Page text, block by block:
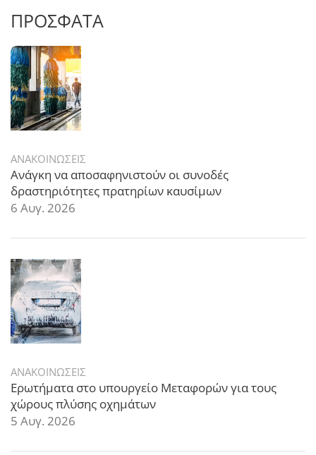
ΠΡΟΣΦΑΤΑ
ΑΝΑΚΟΙΝΩΣΕΙΣ
Ανάγκη να αποσαφηνιστούν οι συνοδές
δραστηριότητες πρατηρίων καυσίμων
6 Αυγ. 2026
ΑΝΑΚΟΙΝΩΣΕΙΣ
Ερωτήματα στο υπουργείο Μεταφορών για τους
χώρους πλύσης οχημάτων
5 Αυγ. 2026